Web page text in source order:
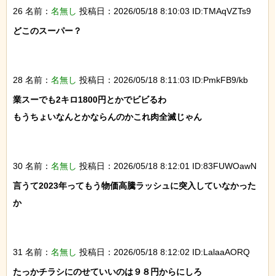
26 名前： 名無し 投稿日：2026/05/18 8:10:03 ID:TMAqVZTs9
どこのスーパー？
28 名前： 名無し 投稿日：2026/05/18 8:11:03 ID:PmkFB9/kb
業スーでも2キロ1800円とかでビビるわ
もうちょいなんとかならんのかこれ肉全滅じゃん
30 名前： 名無し 投稿日：2026/05/18 8:12:01 ID:83FUWOawN
言うて2023年ってもう物価高騰ラッシュに突入していなかった
か
31 名前： 名無し 投稿日：2026/05/18 8:12:02 ID:LalaaAORQ
たっかチラシにのせていいのは９８円からにしろ